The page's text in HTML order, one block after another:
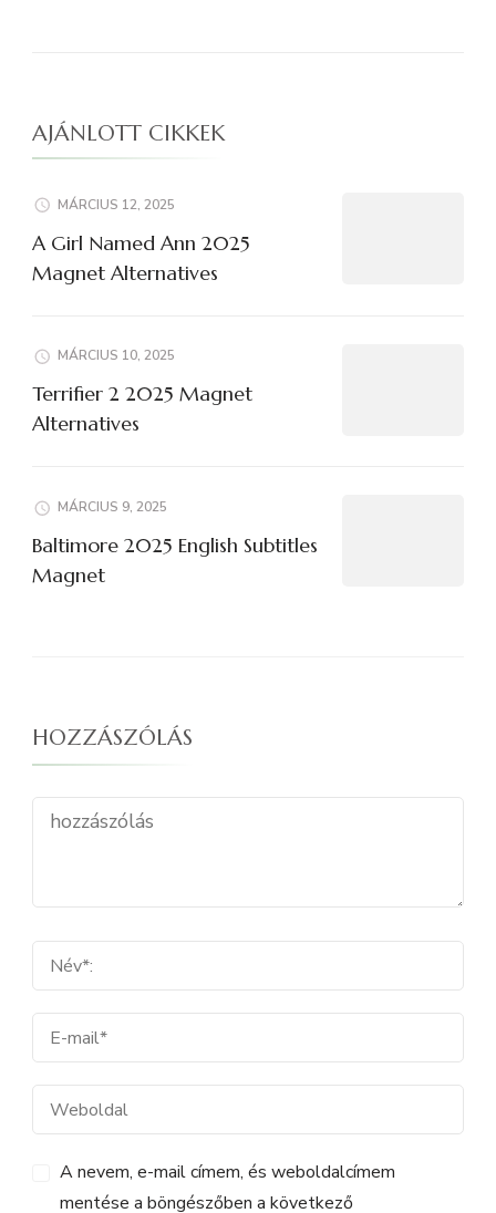
AJÁNLOTT CIKKEK
MÁRCIUS 12, 2025
A Girl Named Ann 2025
Magnet Alternatives
MÁRCIUS 10, 2025
Terrifier 2 2025 Magnet
Alternatives
MÁRCIUS 9, 2025
Baltimore 2025 English Subtitles
Magnet
HOZZÁSZÓLÁS
A nevem, e-mail címem, és weboldalcímem
mentése a böngészőben a következő